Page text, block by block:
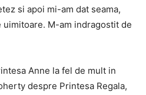
si apoi mi-am dat seama,
uimitoare. M-am indragostit de
Anne la fel de mult in
despre Printesa Regala,